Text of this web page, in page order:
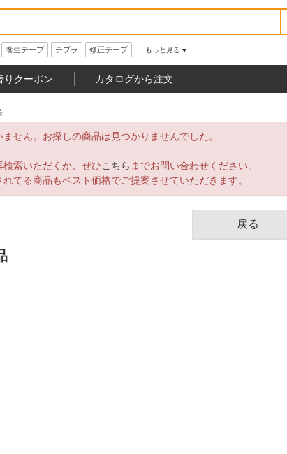
養生テープ テプラ 修正テープ もっと見る
りクーポン カタログから注文
せん。お探しの商品は見つかりませんでした。
検索いただくか、ぜひこちら までお問い合わせください。
てる商品もベスト価格でご提案させていただきます。
戻る